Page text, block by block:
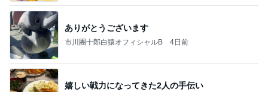
ありがとうございます
市川團十郎白猿オフィシャルB 4日前
嬉しい戦力になってきた2人の手伝い